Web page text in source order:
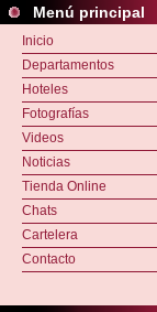
Menú principal
Inicio
Departamentos
Hoteles
Fotografías
Videos
Noticias
Tienda Online
Chats
Cartelera
Contacto